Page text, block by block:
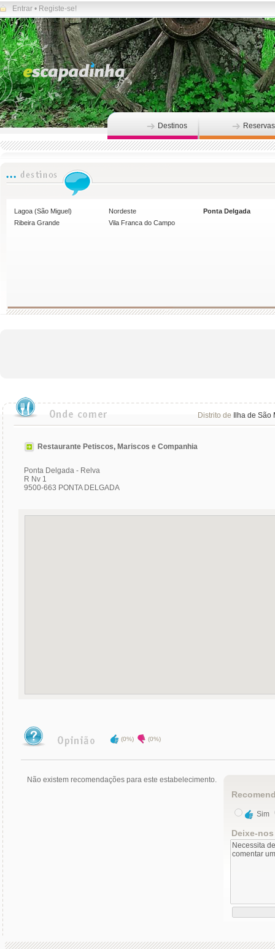
Entrar • Registe-se!
Destinos Reservas
Lagoa (São Miguel) Nordeste
Ponta Delgada
Ribeira Grande
Vila Franca do Campo
Distrito de Ilha de São
Restaurante Petiscos, Mariscos e Companhia
Ponta Delgada - Relva
R Nv 1
9500-663 PONTA DELGADA
(0%) (0%)
Não existem recomendações para este estabelecimento.
Sim
Deixe-